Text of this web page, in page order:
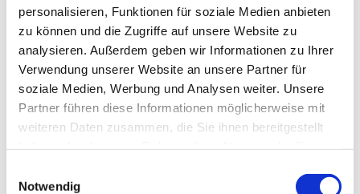
personalisieren, Funktionen für soziale Medien anbieten
zu können und die Zugriffe auf unsere Website zu
analysieren. Außerdem geben wir Informationen zu Ihrer
Verwendung unserer Website an unsere Partner für
soziale Medien, Werbung und Analysen weiter. Unsere
Partner führen diese Informationen möglicherweise mit
weiteren Daten zusammen, die Sie ihnen bereitgestellt
Notwendig
Sonntag, 20. April 2025, 10:00
Uhr
St. Joseph, Roonstr. 74, 44628